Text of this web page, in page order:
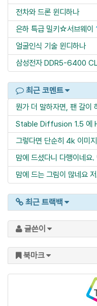
전차와 드론 윈디하나
은하 특급 밀키☆서브웨이
얼굴인식 기술 윈디하나
삼성전자 DDR5-6400
최근 코멘트
뭔가 더 말하자면, 팬 갈이
Stable Diffusion 1.5 에
그렇다면 단순히 4k 이미
맘에 드셨다니 다행이네요.
맘에 드는 그림이 많네요
최근 트랙백
글쓴이
북마크